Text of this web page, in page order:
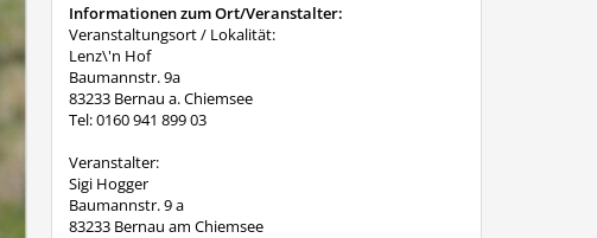
Informationen zum Ort/Veranstalter:
Veranstaltungsort / Lokalität:
Lenz\'n Hof
Baumannstr. 9a
83233 Bernau a. Chiemsee
Tel: 0160 941 899 03
Veranstalter:
Sigi Hogger
Baumannstr. 9 a
83233 Bernau am Chiemsee